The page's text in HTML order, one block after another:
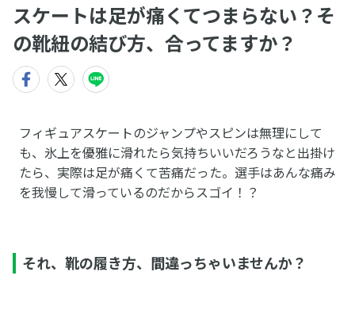
スケートは足が痛くてつまらない？そ
の靴紐の結び方、合ってますか？
フィギュアスケートのジャンプやスピンは無理にして
も、氷上を優雅に滑れたら気持ちいいだろうなと出掛け
たら、実際は足が痛くて苦痛だった。選手はあんな痛み
を我慢して滑っているのだからスゴイ！？
それ、靴の履き方、間違っちゃいませんか？